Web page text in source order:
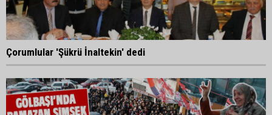
Çorumlular 'Şükrü İnaltekin' dedi